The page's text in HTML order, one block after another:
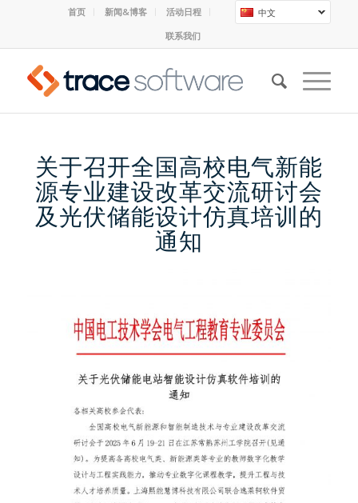
中文
首页 新闻&博客
活动日程
联系我们
关于召开全国高校电气新能
源专业建设改革交流研讨会
及光伏储能设计仿真培训的
通知